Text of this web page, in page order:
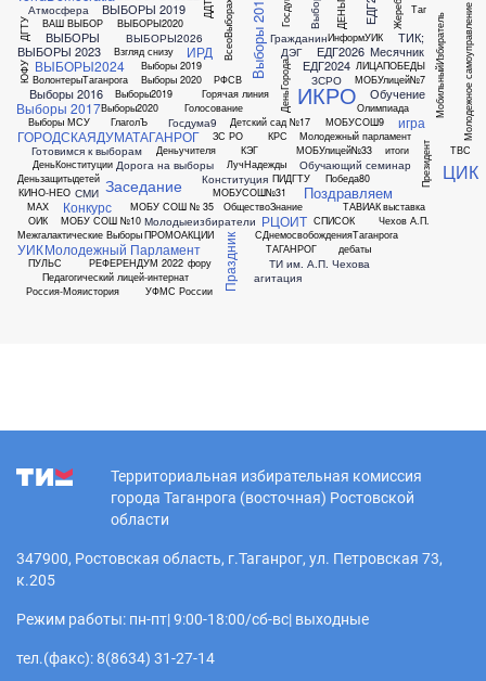
Атмосфера
ВАШ ВЫБОР
ВЫБОРЫ
ВЫБОРЫ 2019
ВЫБОРЫ 2023
ВЫБОРЫ2020
ВЫБОРЫ2024
ВЫБОРЫ2026
Взгляд снизу
ВолонтерыТаганрога
ВсеоВыборах
Выборы 2016
Выборы 2017
Выборы 2018
Выборы 2019
Выборы 2020
Выборы МСУ
Выборы2019
Выборы2020
ГОРОДСКАЯДУМАТАГАНРОГ
ГлаголЪ
Голосование
Горячая линия
Госдума
Госдума9
Готовимся к выборам
Гражданин
ДГТУ
ДДТ
ДЭГ
ДеньГорода
ДеньКонституции
Деньзащитыдетей
Деньучителя
Детский сад №17
Дорога на выборы
ЕДГ2024
ЕДГ2026
ЗС РО
ЗСРО
Заседание
ИКРО
ИРД
ИнформУИК
КИНО-НЕО
КРС
КЭГ
Конкурс
Конституция
ЛИЦАПОБЕДЫ
ЛучНадежды
МАХ
МОБУ СОШ № 35
МОБУ СОШ №10
МОБУСОШ9
МОБУСОШ№31
МОБУлицей№33
МОБУлицей№7
Межгалактические Выборы
Месячник МобильныйИзбирательМолодежное самоуправление
Молодежный Парламент
Молодежный парламент
Молодыеизбиратели
ОИК
Обучающий семинар
Обучение
ОбществоЗнание
Олимпиада
ПИДГТУ
ПРОМОАКЦИИ
ПУЛЬС
Педагогический лицей-интернат
Победа80
Поздравляем
Праздник
Президент
РЕФЕРЕНДУМ 2022
РФСВ
РЦОИТ
Россия-Мояистория
СДнемосвобожденияТаганрога
СМИ
СПИСОК
ТАВИАК
ТАГАНРОГ
ТВС
ТИ им. А.П. Чехова
ТИК;
Таг
УИК
УФМС России
ЦИК
Чехов А.П.
ЮФУ
агитация
выставка
дебаты
игра
итоги
фору
Территориальная избирательная комиссия
города Таганрога (восточная) Ростовской
области
347900, Ростовская область, г.Таганрог, ул. Петровская 73,
к.205
Режим работы: пн-пт| 9:00-18:00/сб-вс| выходные
тел.(факс): 8(8634) 31-27-14